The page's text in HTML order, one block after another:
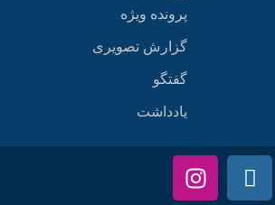
پرونده ویژه
گزارش تصویری
گفتگو
یادداشت